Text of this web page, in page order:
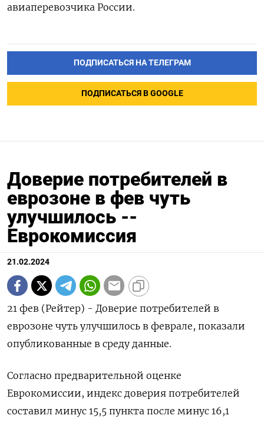
авиаперевозчика России.
ПОДПИСАТЬСЯ НА ТЕЛЕГРАМ
ПОДПИСАТЬСЯ В GOOGLE
Доверие потребителей в
еврозоне в фев чуть
улучшилось --
Еврокомиссия
21.02.2024
21 фев (Рейтер) - Доверие потребителей в
еврозоне чуть улучшилось в феврале, показали
опубликованные в среду данные.
Согласно предварительной оценке
Еврокомиссии, индекс доверия потребителей
составил минус 15,5 пункта после минус 16,1